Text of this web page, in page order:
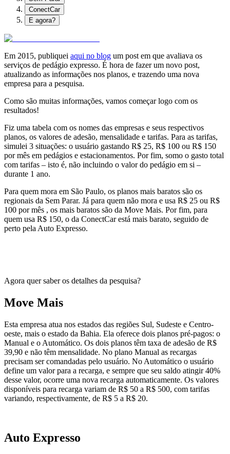
ConectCar
E agora?
Em 2015, publiquei aqui no blog um post em que avaliava os
serviços de pedágio expresso. É hora de fazer um novo post,
atualizando as informações nos planos, e trazendo uma nova
empresa para a pesquisa.
Como são muitas informações, vamos começar logo com os
resultados!
Fiz uma tabela com os nomes das empresas e seus respectivos
planos, os valores de adesão, mensalidade e tarifas. Para as tarifas,
simulei 3 situações: o usuário gastando R$ 25, R$ 100 ou R$ 150
por mês em pedágios e estacionamentos. Por fim, somo o gasto total
com tarifas – isto é, não incluindo o valor do pedágio em si –
durante 1 ano.
Para quem mora em São Paulo, os planos mais baratos são os
regionais da Sem Parar. Já para quem não mora e usa R$ 25 ou R$
100 por mês , os mais baratos são da Move Mais. Por fim, para
quem usa R$ 150, o da ConectCar está mais barato, seguido de
perto pela Auto Expresso.
Agora quer saber os detalhes da pesquisa?
Move Mais
Esta empresa atua nos estados das regiões Sul, Sudeste e Centro-
oeste, mais o estado da Bahia. Ela oferece dois planos pré-pagos: o
Manual e o Automático. Os dois planos têm taxa de adesão de R$
39,90 e não têm mensalidade. No plano Manual as recargas
precisam ser comandadas pelo usuário. No Automático o usuário
define um valor para a recarga, e sempre que seu saldo atingir 40%
desse valor, ocorre uma nova recarga automaticamente. Os valores
disponíveis para recarga variam de R$ 50 a R$ 500, com tarifas
variando, respectivamente, de R$ 5 a R$ 20.
Auto Expresso